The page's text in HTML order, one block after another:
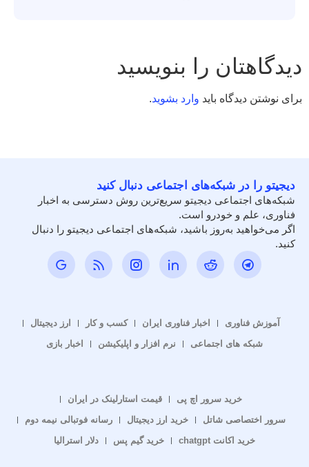
دیدگاهتان را بنویسید
برای نوشتن دیدگاه باید وارد بشوید.
دیجیتو را در شبکه‌های اجتماعی دنبال کنید
شبکه‌های اجتماعی دیجیتو سریع‌ترین روش دسترسی به اخبار
فناوری، علم و خودرو است.
اگر می‌خواهید به‌روز باشید، شبکه‌های اجتماعی دیجیتو را دنبال
کنید.
آموزش فناوری اخبار فناوری ایران کسب و کار
ارز دیجیتال
شبکه های اجتماعی
نرم افزار و اپلیکیشن اخبار بازی
خرید سرور اچ پی
قیمت استارلینک در ایران
سرور اختصاصی شاتل
خرید ارز دیجیتال
رسانه فوتبالی نیمه دوم
خرید اکانت chatgpt
خرید گیم پس دلار استرالیا